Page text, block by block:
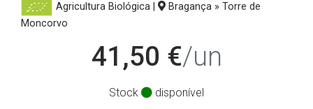
Agricultura Biológica|
Bragança » Torre de
Moncorvo
41,50 €/un
Stock disponível